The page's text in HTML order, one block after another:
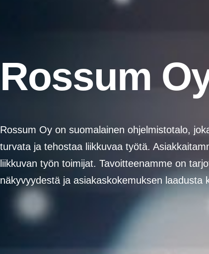
Rossum
Rossum Oy on suomalainen ohjelmistotalo,
turvata ja tehostaa liikkuvaa työtä.
liikkuvan työn toimijat. Tavoitteenamme on
näkyvyydestä ja asiakaskokemuksen laadusta